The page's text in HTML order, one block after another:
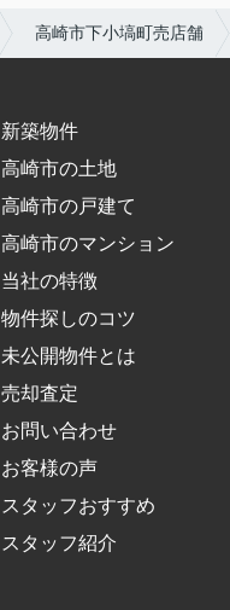
高崎市下小塙町売店舗
新築物件
高崎市の土地
高崎市の戸建て
高崎市のマンション
当社の特徴
物件探しのコツ
未公開物件とは
売却査定
お問い合わせ
お客様の声
スタッフおすすめ
スタッフ紹介